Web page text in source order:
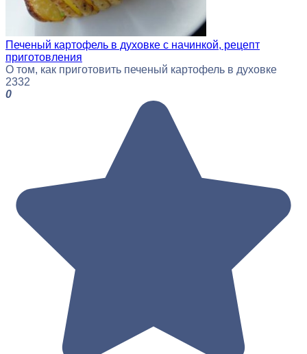
Печеный картофель в духовке с начинкой, рецепт
приготовления
О том, как приготовить печеный картофель в духовке
2332
0